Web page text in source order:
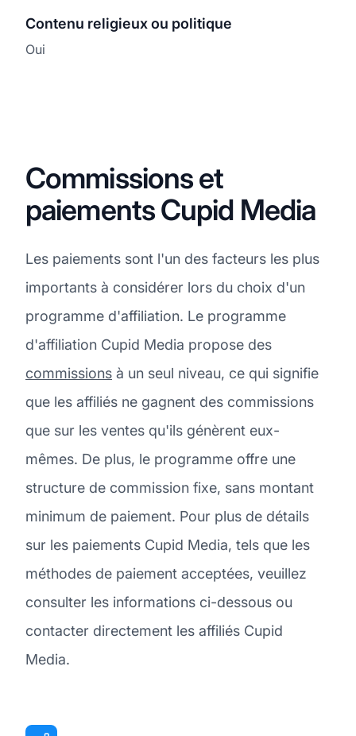
Contenu religieux ou politique
Oui
Commissions et
paiements Cupid Media
Les paiements sont l'un des facteurs les plus
importants à considérer lors du choix d'un
programme d'affiliation. Le programme
d'affiliation Cupid Media propose des
commissions à un seul niveau, ce qui signifie
que les affiliés ne gagnent des commissions
que sur les ventes qu'ils génèrent eux-
mêmes. De plus, le programme offre une
structure de commission fixe, sans montant
minimum de paiement. Pour plus de détails
sur les paiements Cupid Media, tels que les
méthodes de paiement acceptées, veuillez
consulter les informations ci-dessous ou
contacter directement les affiliés Cupid
Media.